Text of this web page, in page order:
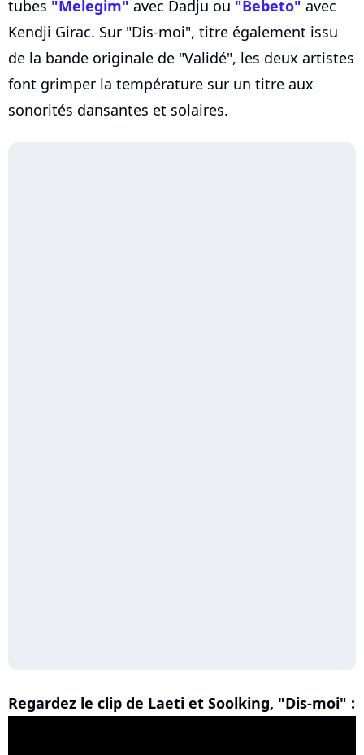
tubes "Melegim" avec Dadju ou "Bebeto" avec
Kendji Girac. Sur "Dis-moi", titre également issu
de la bande originale de "Validé", les deux artistes
font grimper la température sur un titre aux
sonorités dansantes et solaires.
Regardez le clip de Laeti et Soolking, "Dis-moi" :